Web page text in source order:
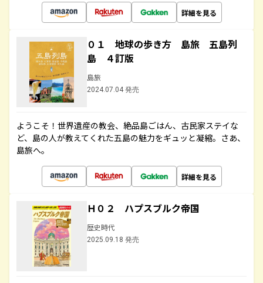
詳細を見る
０１ 地球の歩き方 島旅 五島列
島 ４訂版
島旅
2024.07.04 発売
ようこそ！世界遺産の教会、絶品島ごはん、古民家ステイな
ど、島の人が教えてくれた五島の魅力をギュッと凝縮。さあ、
島旅へ。
詳細を見る
Ｈ０２ ハプスブルク帝国
歴史時代
2025.09.18 発売